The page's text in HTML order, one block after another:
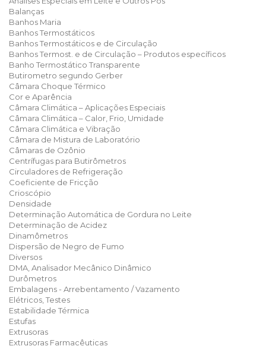
Balanças
Banhos Maria
Banhos Termostáticos
Banhos Termostáticos e de Circulação
Banhos Termost. e de Circulação – Produtos específicos
Banho Termostático Transparente
Butirometro segundo Gerber
Câmara Choque Térmico
Cor e Aparência
Câmara Climática – Aplicações Especiais
Câmara Climática – Calor, Frio, Umidade
Câmara Climática e Vibração
Câmara de Mistura de Laboratório
Câmaras de Ozônio
Centrífugas para Butirômetros
Circuladores de Refrigeração
Coeficiente de Fricção
Crioscópio
Densidade
Determinação Automática de Gordura no Leite
Determinação de Acidez
Dinamômetros
Dispersão de Negro de Fumo
Diversos
DMA, Analisador Mecânico Dinâmico
Durômetros
Embalagens - Arrebentamento / Vazamento
Elétricos, Testes
Estabilidade Térmica
Estufas
Extrusoras
Extrusoras Farmacêuticas